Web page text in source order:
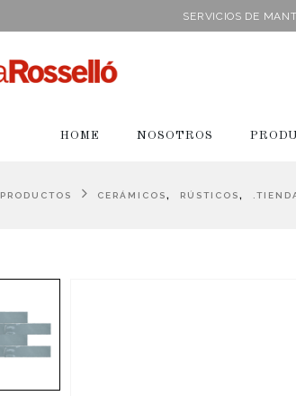
SERVICIOS DE
HOME NOSOTROS
PRODUCTOS CERÁMICOS, RÚSTICOS,